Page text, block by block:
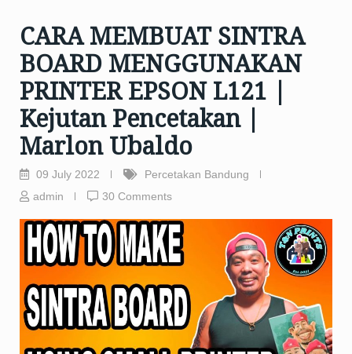
CARA MEMBUAT SINTRA
BOARD MENGGUNAKAN
PRINTER EPSON L121 |
Kejutan Pencetakan |
Marlon Ubaldo
09 July 2022
Percetakan Bandung
admin
30 Comments